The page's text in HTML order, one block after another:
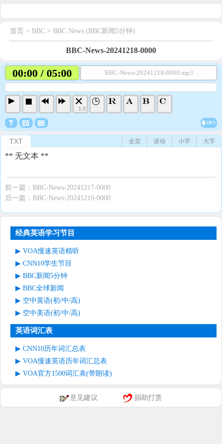
首页 > BBC > BBC News (BBC新闻5分钟)
BBC-News-20241218-0000
00:00 / 05:00 BBC-News-20241218-0000.mp3
1.0
MP3
TXT 大字
小字
滚动
全页
** 无文本 **
前一篇： BBC-News-20241217-0000
后一篇： BBC-News-20241219-0000
经典英语学习节目
VOA慢速英语精听
CNN10学生节目
BBC新闻5分钟
BBC全球新闻
空中英语(初/中/高)
空中美语(初/中/高)
英语词汇表
CNN10历年词汇总表
VOA慢速英语历年词汇总表
VOA官方1500词汇表(带朗读)
意见建议 捐助打赏